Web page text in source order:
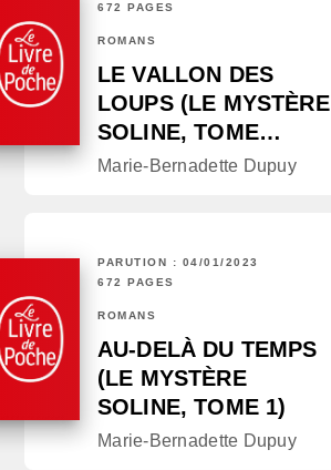
672 PAGES
ROMANS
LE VALLON DES
LOUPS (LE MYSTÈRE
SOLINE, TOME…
Marie-Bernadette Dupuy
PARUTION : 04/01/2023
672 PAGES
ROMANS
AU-DELÀ DU TEMPS
(LE MYSTÈRE
SOLINE, TOME 1)
Marie-Bernadette Dupuy